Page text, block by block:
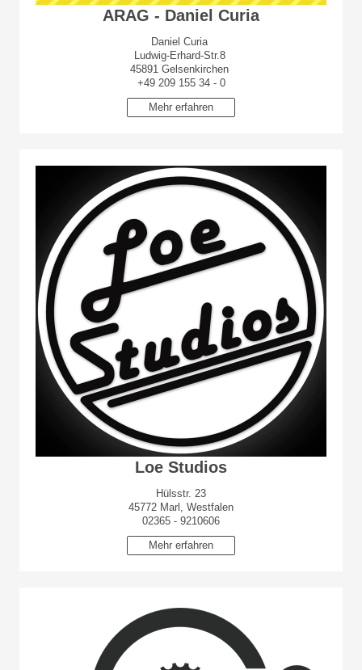
ARAG - Daniel Curia
Daniel Curia
Ludwig-Erhard-Str.8
45891 Gelsenkirchen
+49 209 155 34 - 0
Mehr erfahren
Loe Studios
Hülsstr. 23
45772 Marl, Westfalen
02365 - 9210606
Mehr erfahren